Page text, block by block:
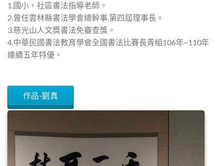
1.國小，社區書法指導老師。
2.曾任雲林縣書法學會總幹事.第四屆理事長。
3.慈光山人文獎書法免審查獎。
4.中華民國書法教育學會全國書法比賽長青組106年~110年
連續五年特優。
作品-劉真